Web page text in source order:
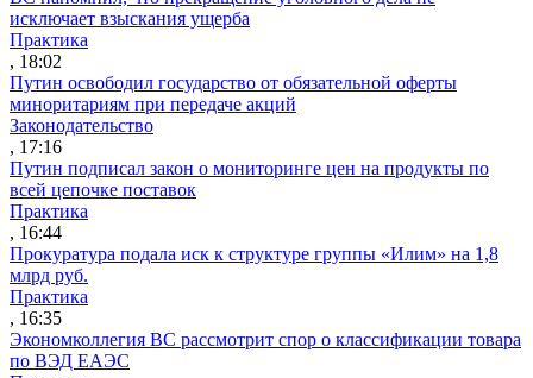
исключает взыскания ущерба
Практика
, 18:02
Путин освободил государство от обязательной оферты
миноритариям при передаче акций
Законодательство
, 17:16
Путин подписал закон о мониторинге цен на продукты по
всей цепочке поставок
Практика
, 16:44
Прокуратура подала иск к структуре группы «Илим» на 1,8
млрд руб.
Практика
, 16:35
Экономколлегия ВС рассмотрит спор о классификации товара
по ВЭД ЕАЭС